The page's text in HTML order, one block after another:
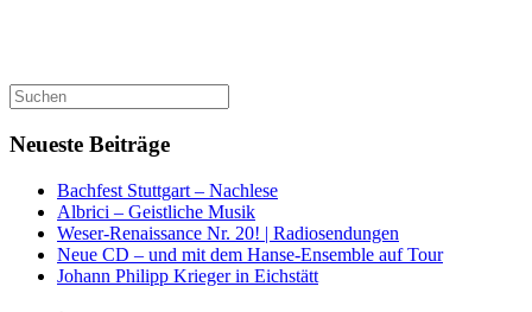
Suchen
nach:
Neueste Beiträge
Bachfest Stuttgart – Nachlese
Albrici – Geistliche Musik
Weser-Renaissance Nr. 20! | Radiosendungen
Neue CD – und mit dem Hanse-Ensemble auf Tour
Johann Philipp Krieger in Eichstätt